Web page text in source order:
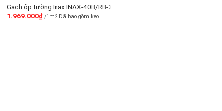
Gạch ốp tường Inax INAX-40B/RB-3
1.969.000₫/1m2 Đã bao gồm keo